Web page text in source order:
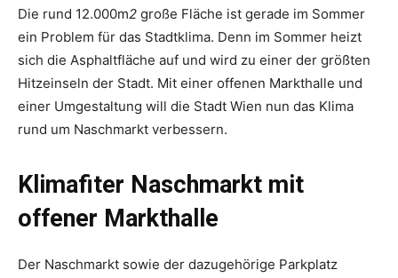
Die rund 12.000m2 große Fläche ist gerade im Sommer
ein Problem für das Stadtklima. Denn im Sommer heizt
sich die Asphaltfläche auf und wird zu einer der größten
Hitzeinseln der Stadt. Mit einer offenen Markthalle und
einer Umgestaltung will die Stadt Wien nun das Klima
rund um Naschmarkt verbessern.
Klimafiter Naschmarkt mit
offener Markthalle
Der Naschmarkt sowie der dazugehörige Parkplatz